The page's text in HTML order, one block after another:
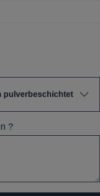
pulverbeschichtet
?